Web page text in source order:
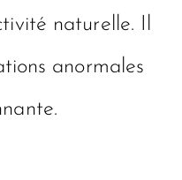
naturelle. Il
anormales